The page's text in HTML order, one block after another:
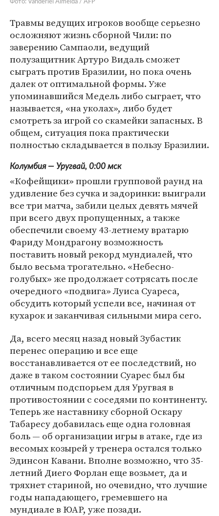
Фото: Vanderlei Almeida / AFP
Травмы ведущих игроков вообще серьезно
осложняют жизнь сборной Чили: по
заверению Сампаоли, ведущий
полузащитник Артуро Видаль сможет
сыграть против Бразилии, но пока очень
далек от оптимальной формы. Уже
упоминавшийся Медель либо сыграет, что
называется, «на уколах», либо будет
смотреть за игрой со скамейки запасных. В
общем, ситуация пока практически
полностью складывается в пользу Бразилии.
Колумбия — Уругвай, 0:00 мск
«Кофейщики» прошли групповой раунд на
удивление без сучка и задоринки: выиграли
все три матча, забили целых девять мячей
при всего двух пропущенных, а также
обеспечили своему 43-летнему вратарю
Фариду Мондрагону возможность
поставить новый рекорд мундиалей, что
было весьма трогательно. «Небесно-
голубых» же продолжает сотрясать после
очередного «подвига» Луиса Суареса,
обсудить который успели все, начиная от
кухарок и заканчивая сильными мира сего.
Да, всего месяц назад новый Зубастик
перенес операцию и все еще
восстанавливается от ее последствий, но
даже в таком состоянии Суарес был бы
отличным подспорьем для Уругвая в
противостоянии с соседями по континенту.
Теперь же наставнику сборной Оскару
Табаресу добавилась еще одна головная
боль — об организации игры в атаке, где из
весомых козырей у тренера остался только
Эдинсон Кавани. Вполне возможно, что 35-
летний Диего Форлан еще возьмет, да и
тряхнет стариной, но очевидно, что лучшие
годы нападающего, гремевшего на
мундиале в ЮАР, уже позади.